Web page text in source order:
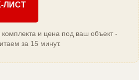
ЛИСТ
и цена под ваш объект -
за 15 минут.